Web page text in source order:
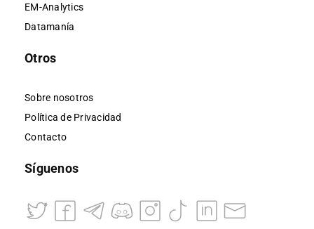
EM-Analytics
Datamanía
Otros
Sobre nosotros
Política de Privacidad
Contacto
Síguenos